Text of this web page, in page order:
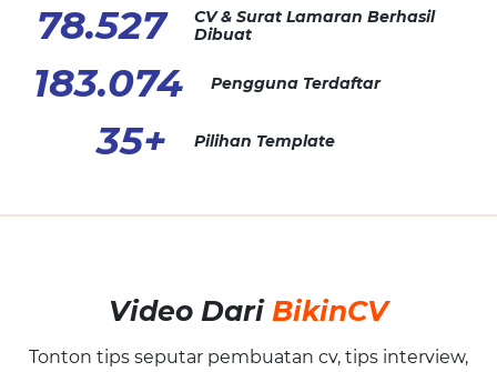
78.527
CV & Surat Lamaran Berhasil
Dibuat
183.074 Pengguna Terdaftar
35+ Pilihan Template
Video Dari BikinCV
Tonton tips seputar pembuatan cv, tips interview,